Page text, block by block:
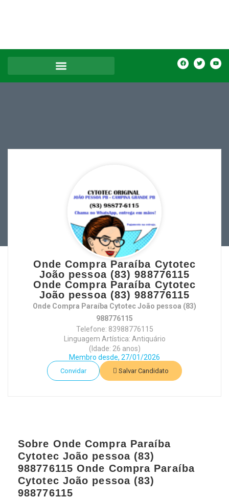
Onde Compra Paraíba Cytotec
João pessoa (83) 988776115
Onde Compra Paraíba Cytotec
João pessoa (83) 988776115
Onde Compra Paraíba Cytotec João pessoa (83)
988776115
Telefone: 83988776115
Linguagem Artística: Antiquário
(Idade: 26 anos)
Membro desde, 27/01/2026
Convidar Salvar Candidato
Sobre Onde Compra Paraíba
Cytotec João pessoa (83)
988776115 Onde Compra Paraíba
Cytotec João pessoa (83)
988776115